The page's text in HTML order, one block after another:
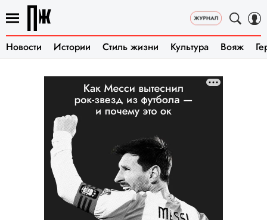
Новости Истории Стиль жизни Культура Вояж